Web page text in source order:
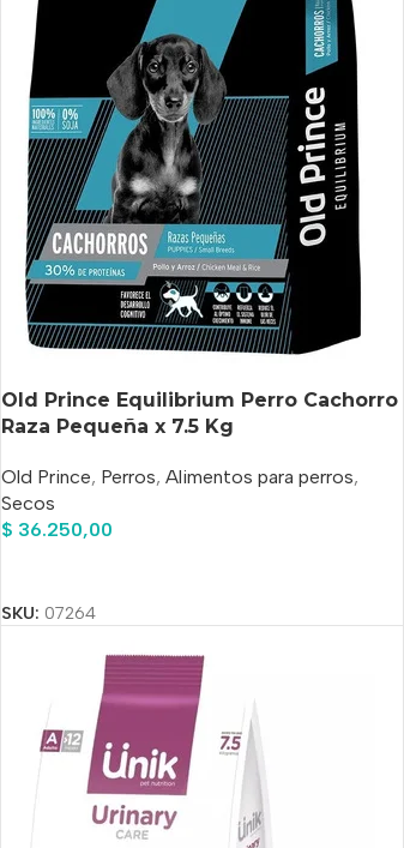
Old Prince Equilibrium Perro Cachorro
Raza Pequeña x 7.5 Kg
Old Prince, Perros, Alimentos para perros,
Secos
$ 36.250,00
SKU: 07264